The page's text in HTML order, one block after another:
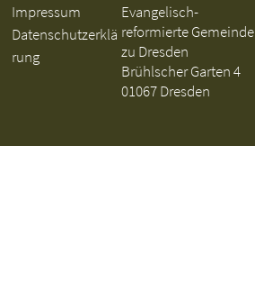
Impressum
Datenschutzerklä
rung
Evangelisch-
reformierte Gemeinde
zu Dresden
Brühlscher Garten 4
01067 Dresden